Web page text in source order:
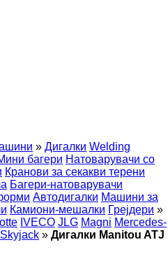
» Дигалки Welding
багери Натоварувачи со
Кранови за секакви терени
Багери-натоварувачи
Автодигалки Машини за
Камиони-мешалки Грејдери »
IVECO JLG Magni Mercedes-
Skyjack » Дигалки Manitou ATJ